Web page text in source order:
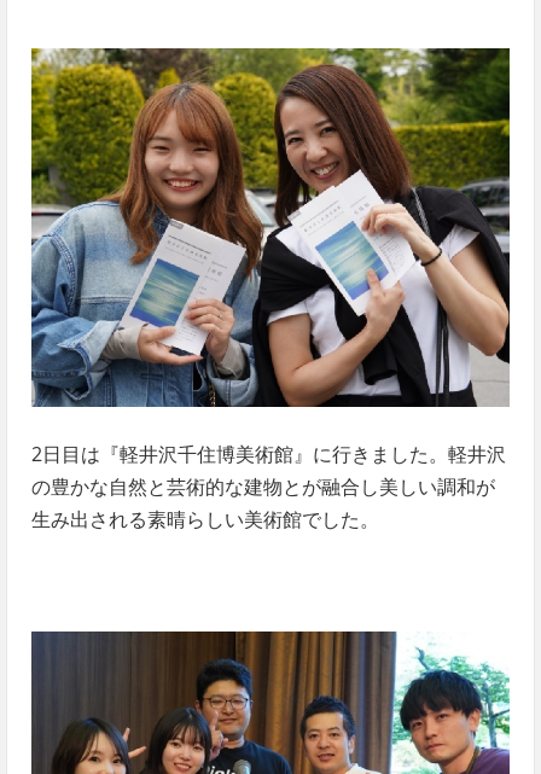
2日目は『軽井沢千住博美術館』に行きました。軽井沢
の豊かな自然と芸術的な建物とが融合し美しい調和が
生み出される素晴らしい美術館でした。